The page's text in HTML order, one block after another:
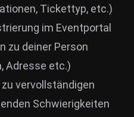
Tickettyp, etc.)
im Eventportal
zu deiner Person
Adresse etc.)
vervollständigen
Schwierigkeiten